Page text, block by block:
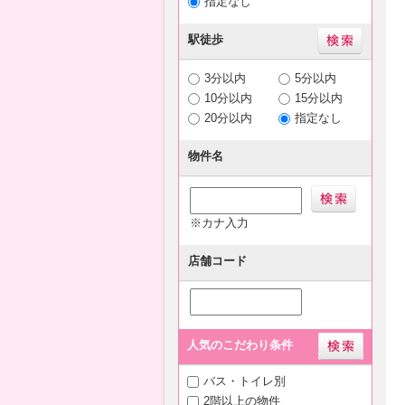
駅徒歩
3分以内
5分以内
10分以内
15分以内
20分以内
指定なし
物件名
※カナ入力
店舗コード
人気のこだわり条件
バス・トイレ別
2階以上の物件